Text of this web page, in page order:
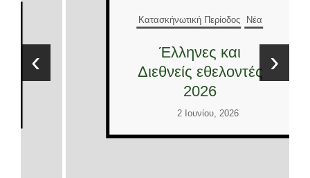
Κατασκήνωτική Περίοδος Νέα
Έλληνες και
Διεθνείς εθελοντές
2 Ιουνίου, 2026
‹ ›